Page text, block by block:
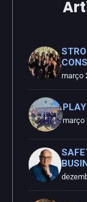
março
março